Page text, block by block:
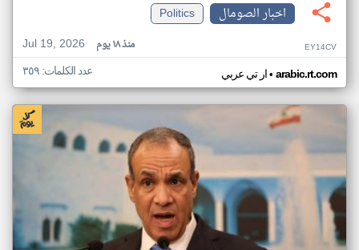
اخبار الصومال
Politics
Jul 19, 2026
منذ ١٨ يوم EY14CV
ار تي عربي• arabic.rt.com عدد الكلمات: ٣٥٩